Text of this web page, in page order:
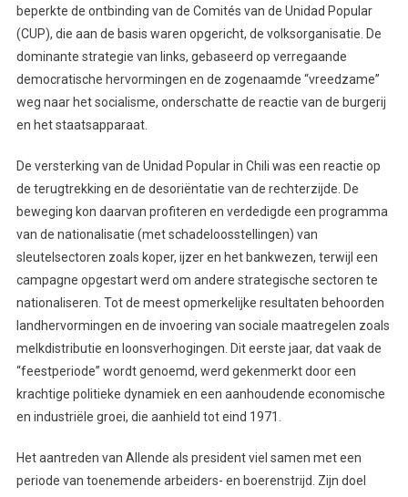
beperkte de ontbinding van de Comités van de Unidad Popular
(CUP), die aan de basis waren opgericht, de volksorganisatie. De
dominante strategie van links, gebaseerd op verregaande
democratische hervormingen en de zogenaamde “vreedzame”
weg naar het socialisme, onderschatte de reactie van de burgerij
en het staatsapparaat.
De versterking van de Unidad Popular in Chili was een reactie op
de terugtrekking en de desoriëntatie van de rechterzijde. De
beweging kon daarvan profiteren en verdedigde een programma
van de nationalisatie (met schadeloosstellingen) van
sleutelsectoren zoals koper, ijzer en het bankwezen, terwijl een
campagne opgestart werd om andere strategische sectoren te
nationaliseren. Tot de meest opmerkelijke resultaten behoorden
landhervormingen en de invoering van sociale maatregelen zoals
melkdistributie en loonsverhogingen. Dit eerste jaar, dat vaak de
“feestperiode” wordt genoemd, werd gekenmerkt door een
krachtige politieke dynamiek en een aanhoudende economische
en industriële groei, die aanhield tot eind 1971.
Het aantreden van Allende als president viel samen met een
periode van toenemende arbeiders- en boerenstrijd. Zijn doel